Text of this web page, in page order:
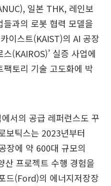
일본 THK, 레인보
과의 로봇 협력 모델을
이스트(KAIST)의 AI 공장
(KAIROS)’ 실증 사업에
토리 기술 고도화에 박
서의 공급 레퍼런스도 꾸
보틱스는 2023년부터
장에 약 600대 규모의
산 프로젝트 수행 경험을
드(Ford)의 에너지저장장